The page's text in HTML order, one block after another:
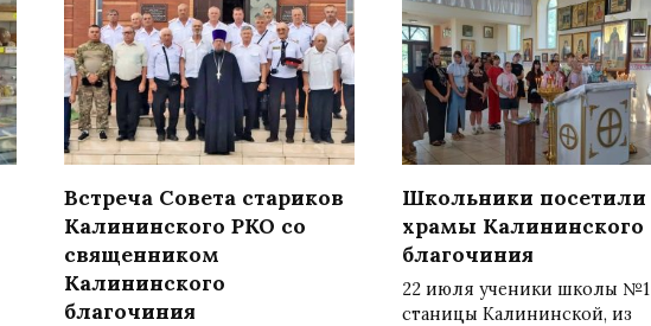
Встреча Совета стариков
Калининского РКО со
священником
Калининского
благочиния
Школьники посетили
храмы Калининского
благочиния
22 июля ученики школы №1
станицы Калининской, из